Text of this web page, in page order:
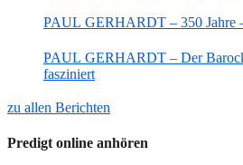
PAUL GERHARDT – 350 Jahre
PAUL GERHARDT – Der
fasziniert
zu allen Berichten
Predigt online anhören